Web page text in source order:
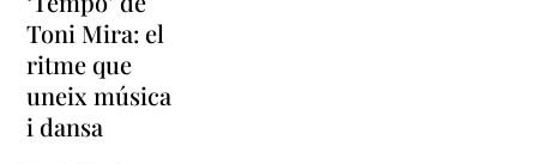
Toni Mira: el
ritme que
uneix música
i dansa